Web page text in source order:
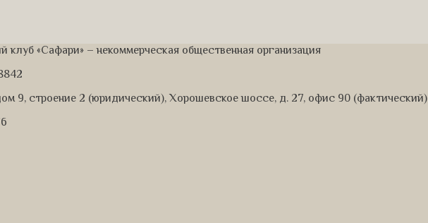
клуб «Сафари» – некоммерческая общественная организация
9, строение 2 (юридический), Хорошевское шоссе, д. 27, офис 90 (фактический)